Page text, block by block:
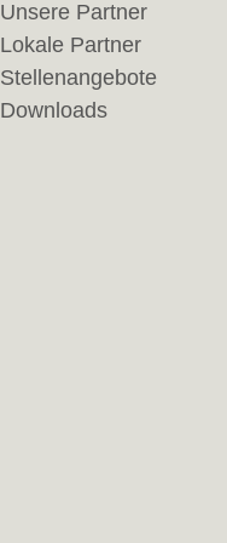
Unsere Partner
Lokale Partner
Stellenangebote
Downloads